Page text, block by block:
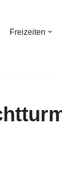
Freizeiten